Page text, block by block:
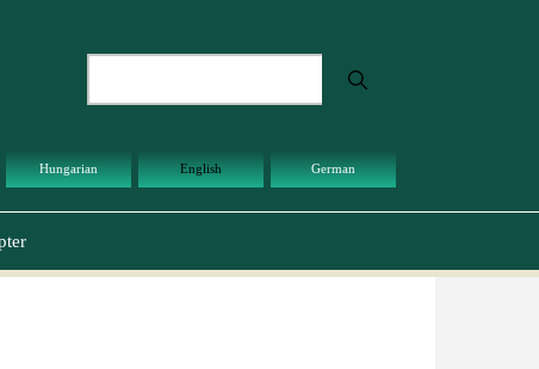
Hungarian English German